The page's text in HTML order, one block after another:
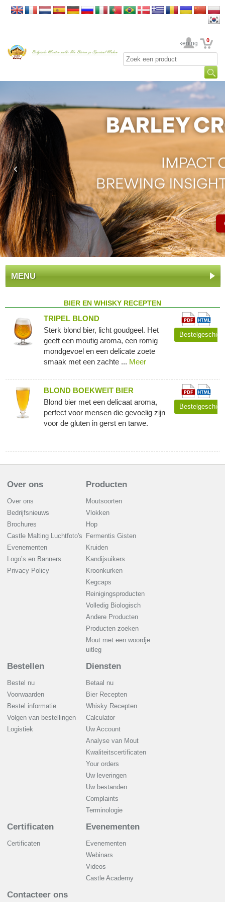
Uw rekening 0
MENU
BIER EN WHISKY RECEPTEN
TRIPEL BLOND
Sterk blond bier, licht goudgeel. Het
geeft een moutig aroma, een romig
mondgevoel en een delicate zoete
smaak met een zachte ... Meer
BLOND BOEKWEIT BIER
Blond bier met een delicaat aroma,
perfect voor mensen die gevoelig zijn
voor de gluten in gerst en tarwe.
Over ons
Over ons
Bedrijfsnieuws
Brochures
Castle Malting Luchtfoto's
Evenementen
Logo’s en Banners
Privacy Policy
Producten
Moutsoorten
Vlokken
Hop
Fermentis Gisten
Kruiden
Kandijsuikers
Kroonkurken
Kegcaps
Reinigingsproducten
Volledig Biologisch
Andere Producten
Producten zoeken
Mout met een woordje
uitleg
Bestellen
Bestel nu
Voorwaarden
Bestel informatie
Volgen van bestellingen
Logistiek
Diensten
Betaal nu
Bier Recepten
Whisky Recepten
Calculator
Uw Account
Analyse van Mout
Kwaliteitscertificaten
Your orders
Uw leveringen
Uw bestanden
Complaints
Terminologie
Certificaten
Certificaten
Evenementen
Evenementen
Webinars
Videos
Castle Academy
Contacteer ons